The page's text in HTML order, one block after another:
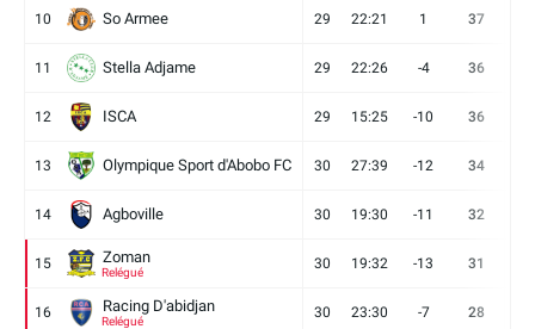
10 So Armee 29 22:21 1 37
11 Stella Adjame 29 22:26 -4 36
12 ISCA 29 15:25 -10 36
13 Olympique Sport d'Abobo FC 30 27:39 -12 34
14 Agboville 30 19:30 -11 32
15 Zoman
Relégué
30 19:32 -13 31
16 Racing D'abidjan
Relégué
30 23:30 -7 28